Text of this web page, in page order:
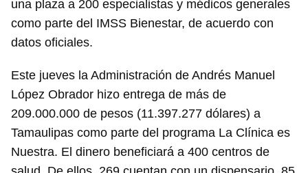
una plaza a 200 especialistas y médicos generales
como parte del IMSS Bienestar, de acuerdo con
datos oficiales.
Este jueves la Administración de Andrés Manuel
López Obrador hizo entrega de más de
209.000.000 de pesos (11.397.277 dólares) a
Tamaulipas como parte del programa La Clínica es
Nuestra. El dinero beneficiará a 400 centros de